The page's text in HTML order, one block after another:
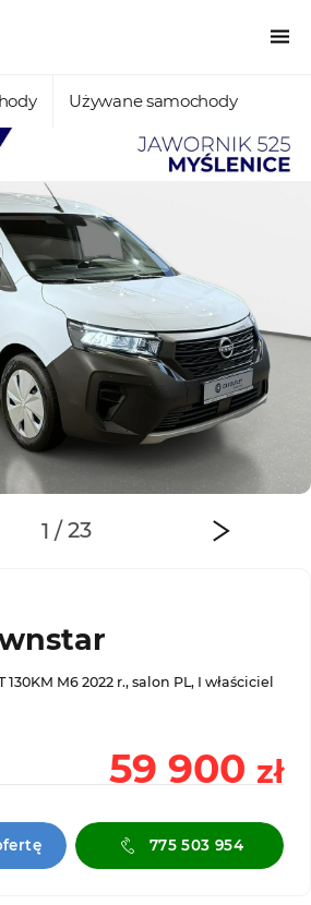
Używane samochody
130KM M6 2022 r., salon PL, I właściciel
59 900 zł
775 503 954